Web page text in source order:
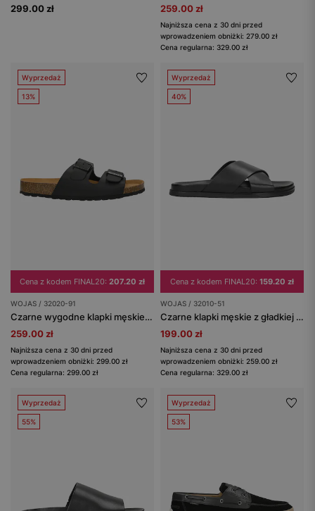
299.00 zł
259.00 zł
Najniższa cena z 30 dni przed
wprowadzeniem obniżki: 279.00 zł
Cena regularna: 329.00 zł
Wyprzedaż
13%
Cena z kodem FINAL20: 207.20 zł
WOJAS / 32020-91
Czarne wygodne klapki męskie na korkowej podeszwie
259.00 zł
Najniższa cena z 30 dni przed
wprowadzeniem obniżki: 299.00 zł
Cena regularna: 299.00 zł
Wyprzedaż
40%
Cena z kodem FINAL20: 159.20 zł
WOJAS / 32010-51
Czarne klapki męskie z gładkiej skóry licowej
199.00 zł
Najniższa cena z 30 dni przed
wprowadzeniem obniżki: 259.00 zł
Cena regularna: 329.00 zł
Wyprzedaż
55%
Wyprzedaż
53%